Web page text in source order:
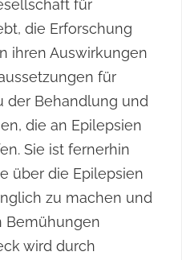
für
die Erforschung
ihren Auswirkungen
für
der Behandlung und
die an Epilepsien
Sie ist fernerhin
über die Epilepsien
zu machen und
Bemühungen
wird durch